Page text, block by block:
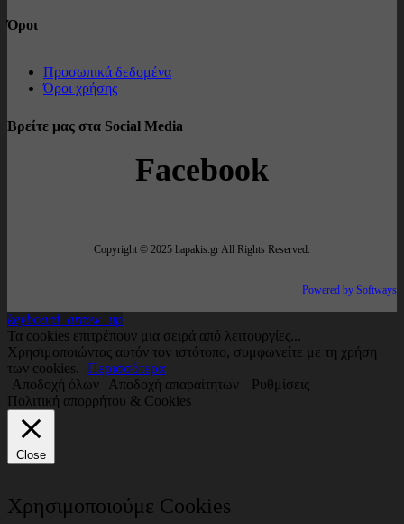
Όροι
Προσωπικά δεδομένα
Όροι χρήσης
Βρείτε μας στα Social Media
Facebook
Copyright © 2025 liapakis.gr All Rights Reserved.
Powered by Softways
keyboard_arrow_up
Τα cookies επιτρέπουν μια σειρά από λειτουργίες...
Χρησιμοποιώντας αυτόν τον ιστότοπο, συμφωνείτε με τη χρήση
των cookies. Περισσότερα
Αποδοχή όλων
Αποδοχή απαραίτητων
Ρυθμίσεις
Πολιτική απορρήτου & Cookies
Close
Χρησιμοποιούμε Cookies